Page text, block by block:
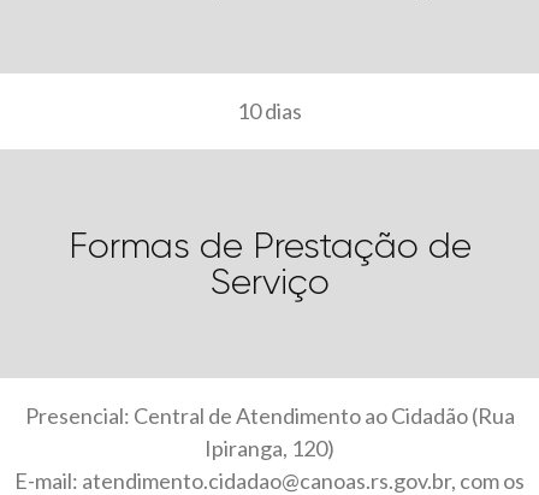
10 dias
Formas de Prestação de
Serviço
Presencial: Central de Atendimento ao Cidadão (Rua
Ipiranga, 120)
E-mail: atendimento.cidadao@canoas.rs.gov.br, com os